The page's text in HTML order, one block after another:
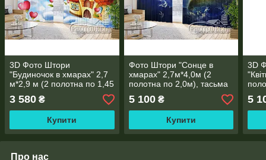
3D Фото Штори
"Будиночок в хмарах" 2,7
м*2,9 м (2 полотна по 1,45
м), тасьма
3 580 ₴
Купити
Фото Штори "Сонце в
хмарах" 2,7м*4,0м (2
полотна по 2,0м), тасьма
5 100₴
Купити
3D
5
Про нас